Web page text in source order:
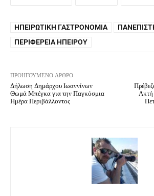
ΗΠΕΙΡΩΤΙΚΉ ΓΑΣΤΡΟΝΟΜΊΑ
ΠΕΡΙΦΈΡΕΙΑ ΗΠΕΊΡΟΥ
ΠΡΟΗΓΟΎΜΕΝΟ ΆΡΘΡΟ
Δήλωση Δημάρχου Ιωαννίνων
Θωμά Μπέγκα για την Παγκόσμια
Ημέρα Περιβάλλοντος
Ακτή